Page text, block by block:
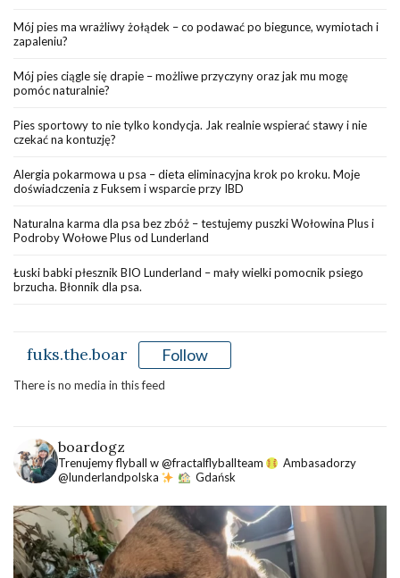
Mój pies ma wrażliwy żołądek – co podawać po biegunce, wymiotach i
zapaleniu?
Mój pies ciągle się drapie – możliwe przyczyny oraz jak mu mogę
pomóc naturalnie?
Pies sportowy to nie tylko kondycja. Jak realnie wspierać stawy i nie
czekać na kontuzję?
Alergia pokarmowa u psa – dieta eliminacyjna krok po kroku. Moje
doświadczenia z Fuksem i wsparcie przy IBD
Naturalna karma dla psa bez zbóż – testujemy puszki Wołowina Plus i
Podroby Wołowe Plus od Lunderland
Łuski babki płesznik BIO Lunderland – mały wielki pomocnik psiego
brzucha. Błonnik dla psa.
fuks.the.boar Follow
There is no media in this feed
boardogz
Trenujemy flyball w @fractalflyballteam
Ambasadorzy
@lunderlandpolska
Gdańsk